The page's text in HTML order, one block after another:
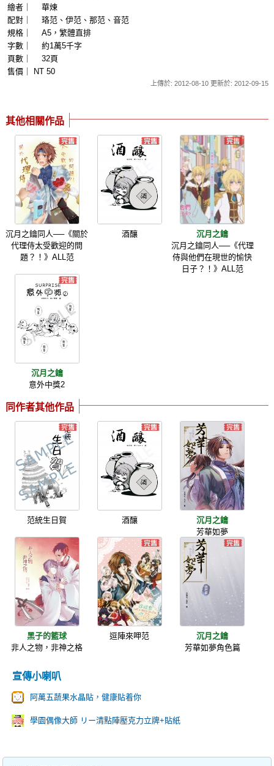
繪者｜ 華煉
配對｜ 珞范、伊范、那范、音范
規格｜ A5，繁體直排
字數｜ 約1萬5千字
頁數｜ 32頁
售價｜ NT 50
上傳於: 2012-08-10 更新於: 2012-09-15
其他相關作品
沉月之鑰同人──《關於
代理侍太受歡迎的問
題？！》ALL范
酒釀
沉月之鑰
沉月之鑰同人──《代理
侍與他們在現世的愉快
日子？！》ALL范
沉月之鑰
意外中獎2
同作者其他作品
范統生日賀 酒釀
沉月之鑰
芳華如夢
黑子的籃球
非人之物，非神之格
逗陣來呷范
沉月之鑰
芳華如夢角色篇
宣傳小喇叭
阿萬五蔬果水晶貼，健康貼着你
學園偶像大師 リー清點陣壓克力立牌+貼紙